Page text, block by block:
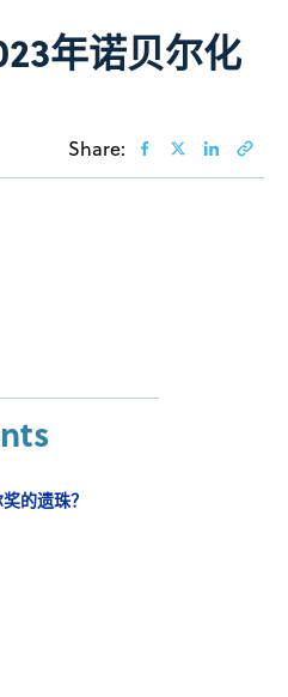
年诺贝尔化
Share:
的遗珠？